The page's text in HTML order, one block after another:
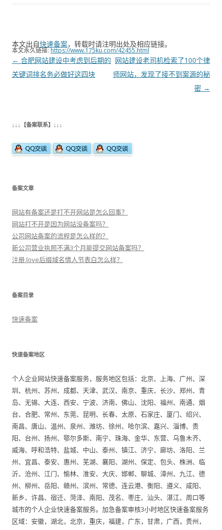
本文出自快速备案，转载时请注明出处及相应链接。
本文永久链接:https://www.175ku.com/42455.html
文
章
← 合肥网站建设中考虑到后期的
关键词排名务必做好这四块
网站建设老司机检索了100个律
师网站，发现了接不到案源的秘
密 →
↓↓↓【备案联系】↓↓↓
备案文章
网站有备案还是打不开网站是怎么回事？
网站打不开是因为网站没备案吗？
公司网站备案的流程是怎么样的？
新公司营业执照不满3个月能提交网站备案吗？
注册.love后缀域名情人节表白怎么样？
备案目录
快速备案
快速备案地区
个人企业网站快速备案服务，服务地区包括：北京、上海、广州、深
圳、杭州、苏州、成都、天津、武汉、南京、重庆、长沙、郑州、青
岛、无锡、大连、西安、宁波、济南、佛山、沈阳、福州、南通、烟
台、合肥、常州、东莞、昆明、长春、太原、石家庄、厦门、绍兴、
南昌、唐山、温州、泉州、潍坊、徐州、哈尔滨、嘉兴、淄博、贵
阳、台州、扬州、鄂尔多斯、南宁、珠海、金华、东营、乌鲁木齐、
威海、呼和浩特、盐城、中山、泰州、镇江、济宁、廊坊、洛阳、兰
州、宜昌、泰安、惠州、芜湖、襄阳、湖州、保定、包头、株洲、临
沂、沧州、江门、愉林、淮安、大庆、邯郸、聊城、漳州、九江、德
州、柳州、岳阳、赣州、滨州、常德、连云港、衡阳、遵义、咸阳、
新乡、许昌、宿迁、菏泽、南阳、茂名、枣庄、汕头、湛江、周口等
城市的个人企业快速备案服务。加急备案审核3小时地区快速备案服务
区域：安徽，湖北，北京，重庆，福建，广东，甘肃，广西，贵州，